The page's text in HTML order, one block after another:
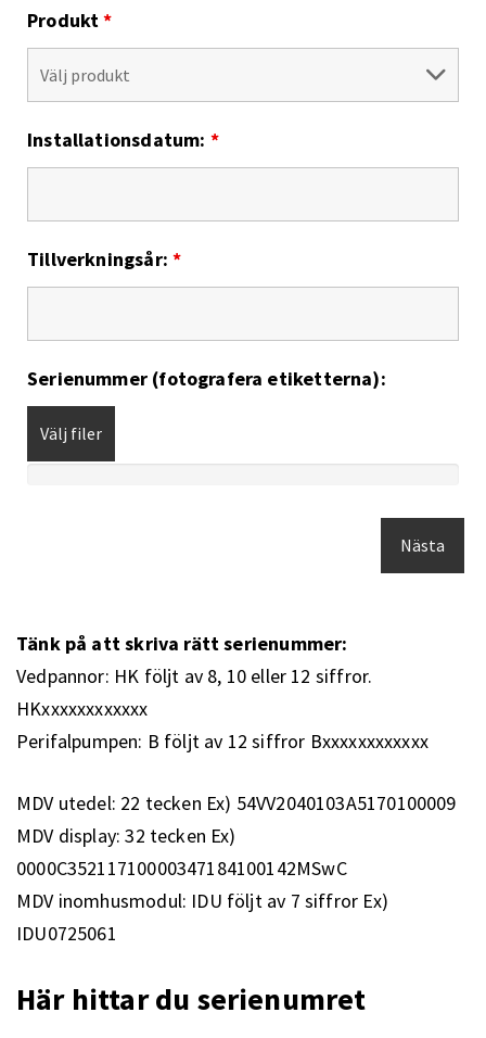
Produkt*
Installationsdatum: *
Tillverkningsår:*
Serienummer (fotografera etiketterna):
Välj filer
Tänk på att skriva rätt serienummer:
Vedpannor: HK följt av 8, 10 eller 12 siffror.
HKxxxxxxxxxxxx
Perifalpumpen: B följt av 12 siffror Bxxxxxxxxxxxx
MDV utedel: 22 tecken Ex) 54VV2040103A5170100009
MDV display: 32 tecken Ex)
0000C35211710000347184100142MSwC
MDV inomhusmodul: IDU följt av 7 siffror Ex)
IDU0725061
Här hittar du serienumret